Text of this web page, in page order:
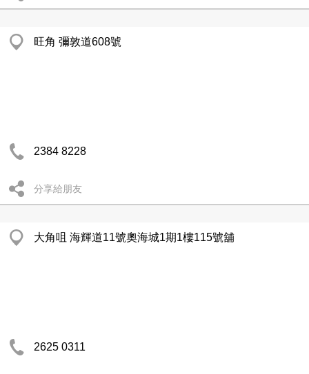
旺角 彌敦道608號
2384 8228
分享給朋友
大角咀 海輝道11號奧海城1期1樓115號舖
2625 0311